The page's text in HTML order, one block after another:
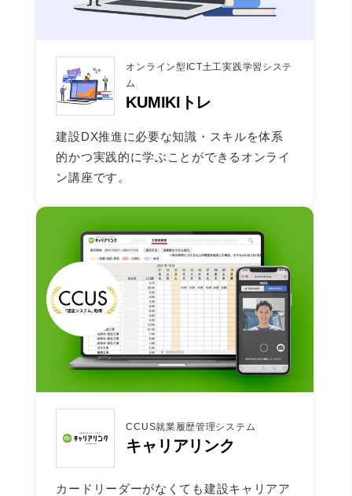
オンライン型ICT土工実践学習システ
ム
KUMIKIトレ
建設DX推進に必要な知識・スキルを体系
的かつ実践的に学ぶことができるオンライ
ン講座です。
CCUS就業履歴管理システム
キャリアリンク
カードリーダーがなくても建設キャリアア